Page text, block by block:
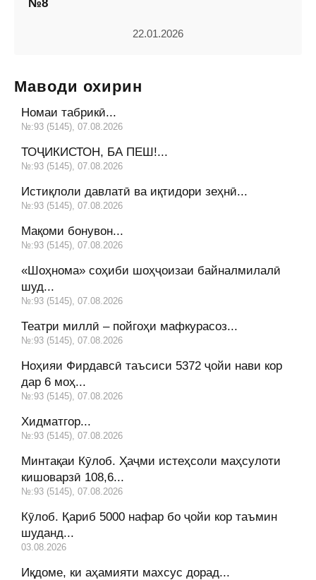
№8
22.01.2026
Маводи охирин
Номаи табрикӣ...
№:93 (5145), 07.08.2026
ТОҶИКИСТОН, БА ПЕШ!...
№:93 (5145), 07.08.2026
Истиқлоли давлатӣ ва иқтидори зеҳнӣ...
№:93 (5145), 07.08.2026
Мақоми бонувон...
№:93 (5145), 07.08.2026
«Шоҳнома» соҳиби шоҳҷоизаи байналмилалӣ
шуд...
№:93 (5145), 07.08.2026
Театри миллӣ – пойгоҳи мафкурасоз...
№:93 (5145), 07.08.2026
Ноҳияи Фирдавсӣ таъсиси 5372 ҷойи нави кор
дар 6 моҳ...
№:93 (5145), 07.08.2026
Хидматгор...
№:93 (5145), 07.08.2026
Минтақаи Кӯлоб. Ҳаҷми истеҳсоли маҳсулоти
кишоварзӣ 108,6...
№:93 (5145), 07.08.2026
Кӯлоб. Қариб 5000 нафар бо ҷойи кор таъмин
шуданд...
03.08.2026
Иқдоме, ки аҳамияти махсус дорад...